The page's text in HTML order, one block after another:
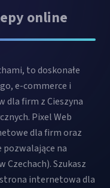
online
to doskonałe
e-commerce i
firm z Cieszyna
Pixel Web
dla firm oraz
na
Czechach). Szukasz
internetowa dla